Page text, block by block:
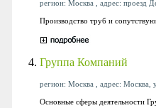
регион: Москва , адрес: проезд
Производство труб и
4. Группа Компаний
регион: Москва , адрес: Москва,
Основные сферы деятельности